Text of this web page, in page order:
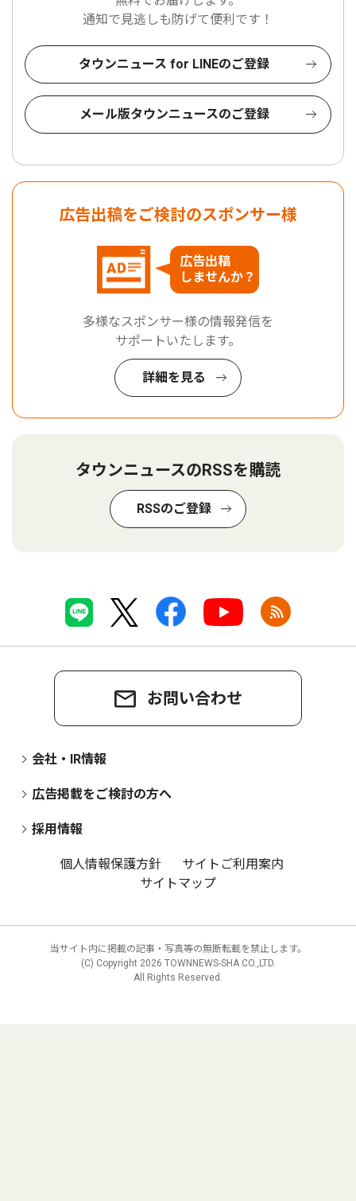
通知で見逃しも防げて便利です！
タウンニュース for LINEのご登録
メール版タウンニュースのご登録
広告出稿をご検討のスポンサー様
広告出稿
しませんか？
多様なスポンサー様の情報発信を
サポートいたします。
詳細を見る
タウンニュースのRSSを購読
RSSのご登録
お問い合わせ
会社・IR情報
広告掲載をご検討の方へ
採用情報
個人情報保護方針
サイトご利用案内
サイトマップ
当サイト内に掲載の記事・写真等の無断転載を禁止します。
(C) Copyright 2026 TOWNNEWS-SHA CO.,LTD.
All Rights Reserved.